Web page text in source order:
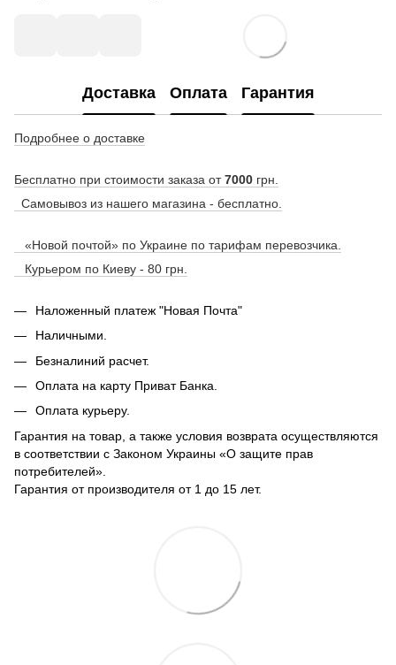
Доставка Оплата Гарантия
Подробнее о доставке
Бесплатно при стоимости заказа от7000 грн.
Самовывоз из нашего магазина - бесплатно.
«Новой почтой» по Украине по тарифам перевозчика.
Курьером по Киеву - 80 грн.
Наложенный платеж "Новая Почта"
Наличными.
Безналиний расчет.
Оплата на карту Приват Банка.
Оплата курьеру.
Гарантия на товар, а также условия возврата осуществляются
в соответствии с Законом Украины «О защите прав
потребителей».
Гарантия от производителя от 1 до 15 лет.